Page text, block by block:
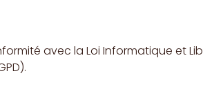
avec la Loi Informatique et